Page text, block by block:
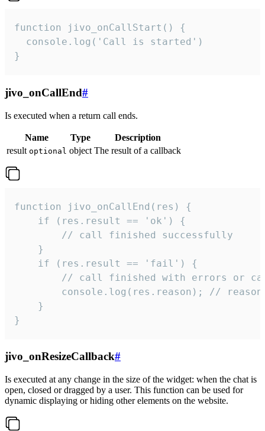
function jivo_onCallStart() {
  console.log('Call is started')
}
jivo_onCallEnd#
Is executed when a return call ends.
Name Type
Description
result optional object The result of a callback
function jivo_onCallEnd(res) {
    if (res.result == 'ok') {
        // call finished successfully
    }
    if (res.result == 'fail') {
// call finished with errors or
console.log(res.reason); //
    }
}
jivo_onResizeCallback#
Is executed at any change in the size of the widget: when the chat is
open, closed or dragged by a user. This function can be used for
dynamic displaying or hiding other elements on the website.